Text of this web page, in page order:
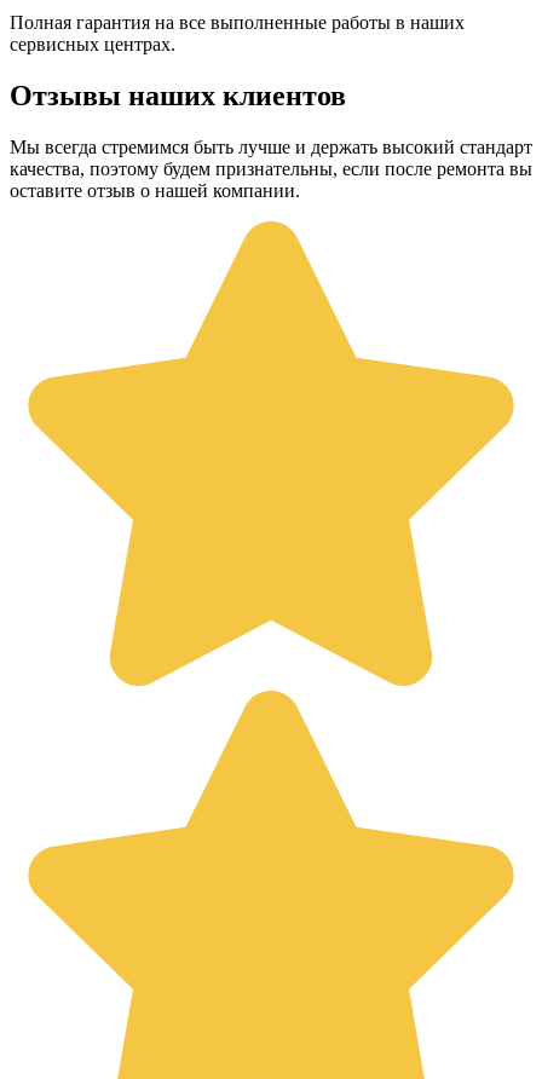
Полная гарантия на все выполненные работы в наших
сервисных центрах.
Отзывы наших клиентов
Мы всегда стремимся быть лучше и держать высокий стандарт
качества, поэтому будем признательны, если после ремонта вы
оставите отзыв о нашей компании.